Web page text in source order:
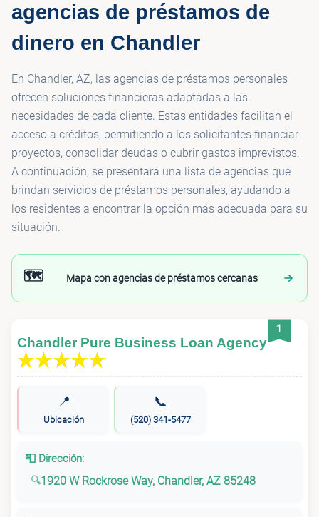
agencias de préstamos de
dinero en Chandler
En Chandler, AZ, las agencias de préstamos personales
ofrecen soluciones financieras adaptadas a las
necesidades de cada cliente. Estas entidades facilitan el
acceso a créditos, permitiendo a los solicitantes financiar
proyectos, consolidar deudas o cubrir gastos imprevistos.
A continuación, se presentará una lista de agencias que
brindan servicios de préstamos personales, ayudando a
los residentes a encontrar la opción más adecuada para su
situación.
🗺️ Mapa con agencias de préstamos cercanas
1
Chandler Pure Business Loan Agency
📍
Ubicación
📞
(520) 341-5477
📮 Dirección:
1920 W Rockrose Way, Chandler, AZ 85248